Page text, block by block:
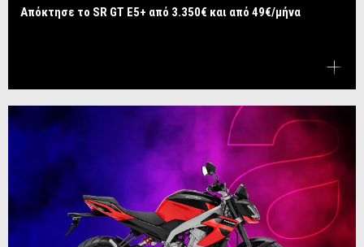
Απόκτησε το SR GT E5+ από 3.350€ και από 49€/μήνα